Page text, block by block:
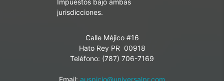
Impuestos bajo ambas
jurisdicciones.
Calle Méjico #16
Hato Rey PR 00918
Teléfono: (787) 706-7169
Email: auspicio@universalpr.com